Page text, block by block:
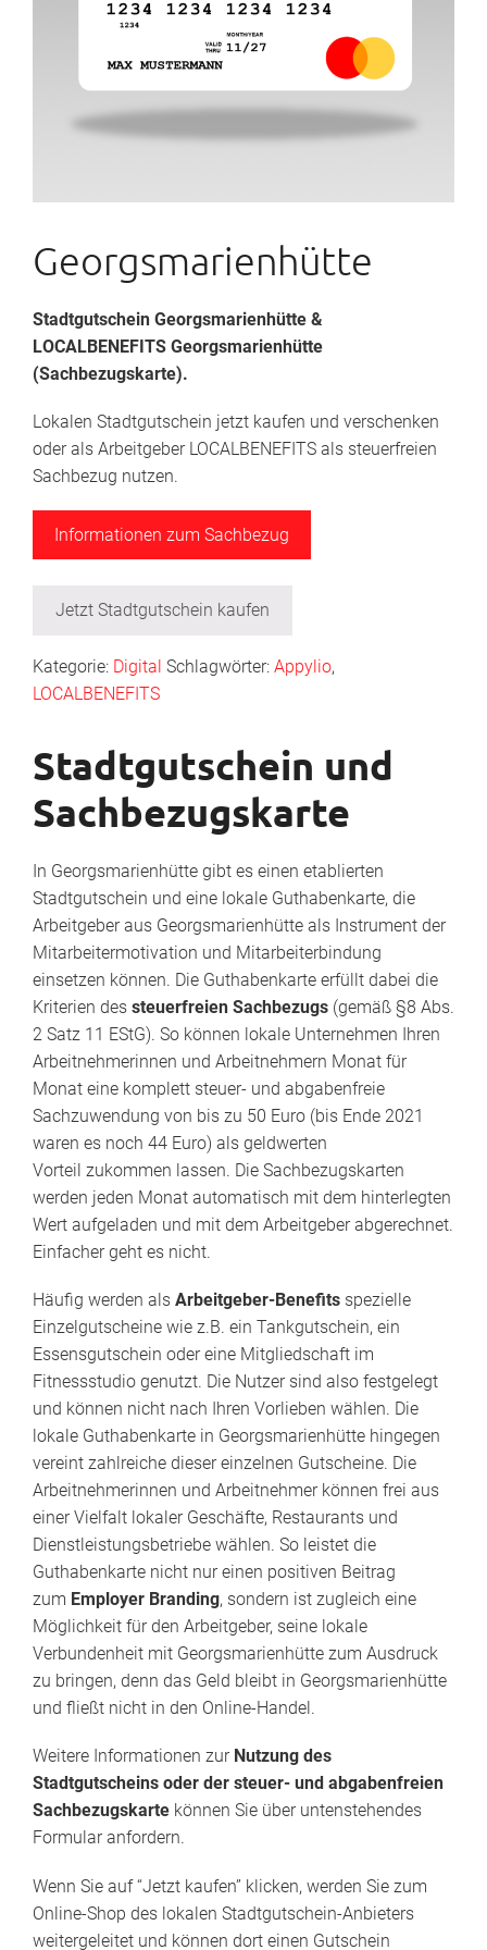
Georgsmarienhütte
Stadtgutschein Georgsmarienhütte &
LOCALBENEFITS Georgsmarienhütte
(Sachbezugskarte).
Lokalen Stadtgutschein jetzt kaufen und verschenken
oder als Arbeitgeber LOCALBENEFITS als steuerfreien
Sachbezug nutzen.
Informationen zum Sachbezug
Jetzt Stadtgutschein kaufen
Kategorie: Digital Schlagwörter: Appylio,
LOCALBENEFITS
Stadtgutschein und
Sachbezugskarte
In Georgsmarienhütte gibt es einen etablierten
Stadtgutschein und eine lokale Guthabenkarte, die
Arbeitgeber aus Georgsmarienhütte als Instrument der
Mitarbeitermotivation und Mitarbeiterbindung
einsetzen können. Die Guthabenkarte erfüllt dabei die
Kriterien des steuerfreien Sachbezugs (gemäß §8 Abs.
2 Satz 11 EStG). So können lokale Unternehmen Ihren
Arbeitnehmerinnen und Arbeitnehmern Monat für
Monat eine komplett steuer- und abgabenfreie
Sachzuwendung von bis zu 50 Euro (bis Ende 2021
waren es noch 44 Euro) als geldwerten
Vorteil zukommen lassen. Die Sachbezugskarten
werden jeden Monat automatisch mit dem hinterlegten
Wert aufgeladen und mit dem Arbeitgeber abgerechnet.
Einfacher geht es nicht.
Häufig werden als Arbeitgeber-Benefits spezielle
Einzelgutscheine wie z.B. ein Tankgutschein, ein
Essensgutschein oder eine Mitgliedschaft im
Fitnessstudio genutzt. Die Nutzer sind also festgelegt
und können nicht nach Ihren Vorlieben wählen. Die
lokale Guthabenkarte in Georgsmarienhütte hingegen
vereint zahlreiche dieser einzelnen Gutscheine. Die
Arbeitnehmerinnen und Arbeitnehmer können frei aus
einer Vielfalt lokaler Geschäfte, Restaurants und
Dienstleistungsbetriebe wählen. So leistet die
Guthabenkarte nicht nur einen positiven Beitrag
zum Employer Branding, sondern ist zugleich eine
Möglichkeit für den Arbeitgeber, seine lokale
Verbundenheit mit Georgsmarienhütte zum Ausdruck
zu bringen, denn das Geld bleibt in Georgsmarienhütte
und fließt nicht in den Online-Handel.
Weitere Informationen zur Nutzung des
Stadtgutscheins oder der steuer- und abgabenfreien
Sachbezugskarte können Sie über untenstehendes
Formular anfordern.
Wenn Sie auf “Jetzt kaufen” klicken, werden Sie zum
Online-Shop des lokalen Stadtgutschein-Anbieters
weitergeleitet und können dort einen Gutschein